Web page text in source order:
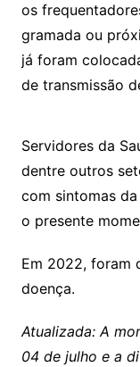
os
gramada ou
já foram
de transmissão
Servidores da
dentre outros
com sintomas
o presente
Em 2022, foram
doença.
Atualizada: A
04 de julho e a